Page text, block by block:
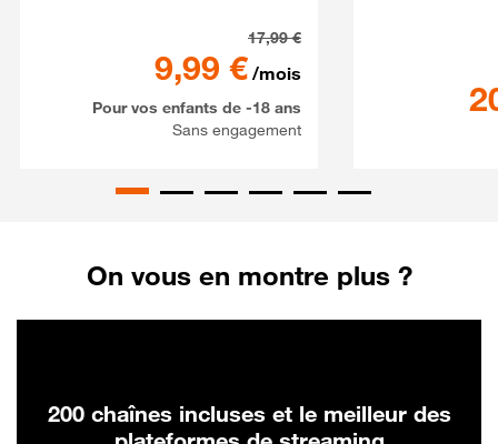
17,99€
9,99 € /mois
Pour vos enfants de -18 ans
Sans engagement
On vous en montre plus ?
200 chaînes incluses et le meilleur des